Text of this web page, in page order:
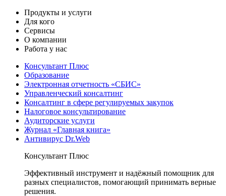
Продукты и услуги
Для кого
Сервисы
О компании
Работа у нас
Консультант Плюс
Образование
Электронная отчетность «СБИС»
Управленческий консалтинг
Консалтинг в сфере регулируемых закупок
Налоговое консультирование
Аудиторские услуги
Журнал «Главная книга»
Антивирус Dr.Web
Консультант Плюс
Эффективный инструмент и надёжный помощник для
разных специалистов, помогающий принимать верные
решения.